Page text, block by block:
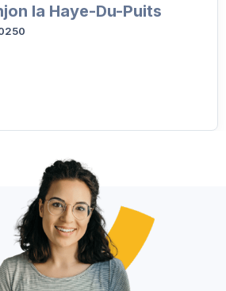
la Haye-Du-Puits